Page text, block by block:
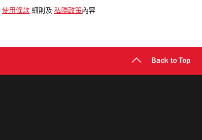
使用條款 細則及 私隱政策 內容
Back to Top